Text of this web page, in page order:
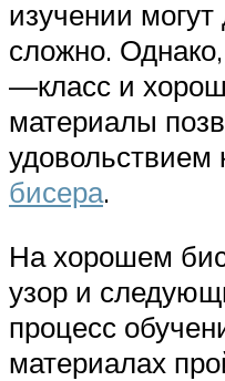
изучении
сложно.
—класс и
материалы
удовольствием
бисера.
На хорошем
узор и
процесс
материалах